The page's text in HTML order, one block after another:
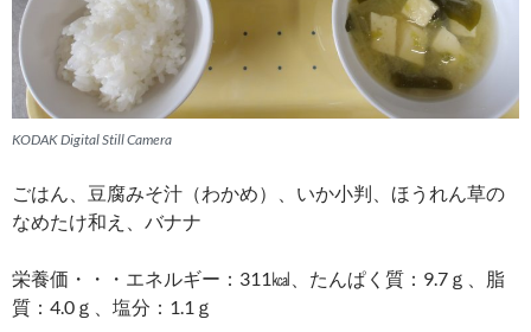
KODAK Digital Still Camera
ごはん、豆腐みそ汁（わかめ）、いか小判、ほうれん草の
なめたけ和え、バナナ
栄養価・・・エネルギー：311㎉、たんぱく質：9.7ｇ、脂
質：4.0ｇ、塩分：1.1ｇ